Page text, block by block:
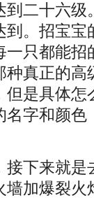
二十六级
。招宝宝
只都能招
真正的高
是具体怎
字和颜色
下来就是
加爆裂火